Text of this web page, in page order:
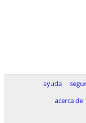
ayuda
acerca de